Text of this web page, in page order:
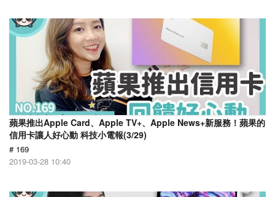
蘋果推出Apple Card、Apple TV+、Apple News+新服務！蘋果的
信用卡讓人好心動 科技小電報(3/29)
# 169
2019-03-28 10:40